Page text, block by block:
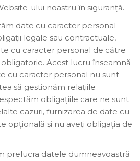
ului noastru în siguranță.
date cu caracter personal
legale sau contractuale,
cu caracter personal de către
Acest lucru înseamnă
cu caracter personal nu sunt
să gestionăm relațiile
obligațiile care ne sunt
cazuri, furnizarea de date cu
opțională și nu aveți obligația de
prelucra datele dumneavoastră